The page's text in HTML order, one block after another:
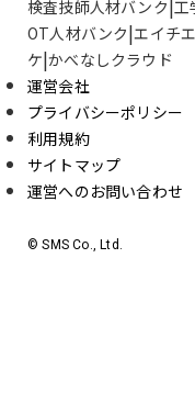
検査技師人材バンク 工
OT人材バンク エイチエ
ケ かべなしクラウド
運営会社
プライバシーポリシー
利用規約
サイトマップ
運営へのお問い合わせ
© SMS Co., Ltd.